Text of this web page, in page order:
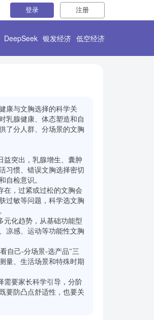
登录 注册
DeepSeek 银发经济 低空经济
康与文胸选择的科学关
乳腺健康、体态塑造和自
了分人群、分场景的文胸
益突出，乳腺增生、囊肿
习惯、错误文胸选择密切
自检意识。
在，过紧或过松的文胸会
过敏等问题，科学选文胸
元化趋势，从基础功能型
凉感、运动等功能性文胸
自己-分场景-选产品"三
量、生活场景和特殊时期
需要家长科学引导，分阶
要防凸点舒适性，也要关